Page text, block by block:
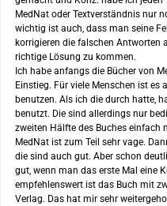
MedNat oder Textverständnis nur
wichtig ist auch, dass man seine
korrigieren die falschen Antworten
richtige Lösung zu kommen.
Ich habe anfangs die Bücher von
Einstieg. Für viele Menschen ist es
benutzen. Als ich die durch hatte,
benutzt. Die sind allerdings nur
zweiten Hälfte des Buches einfach
MedNat ist zum Teil sehr vage.
die sind auch gut. Aber schon
gut, wenn man das erste Mal eine
empfehlenswert ist das Buch mit
Verlag. Das hat mir sehr